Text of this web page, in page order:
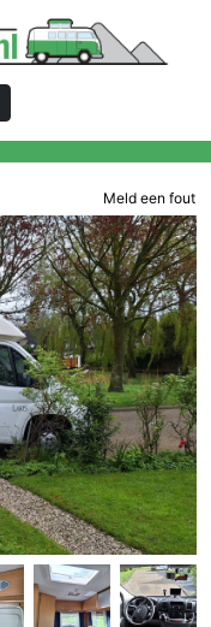
Meld een fout